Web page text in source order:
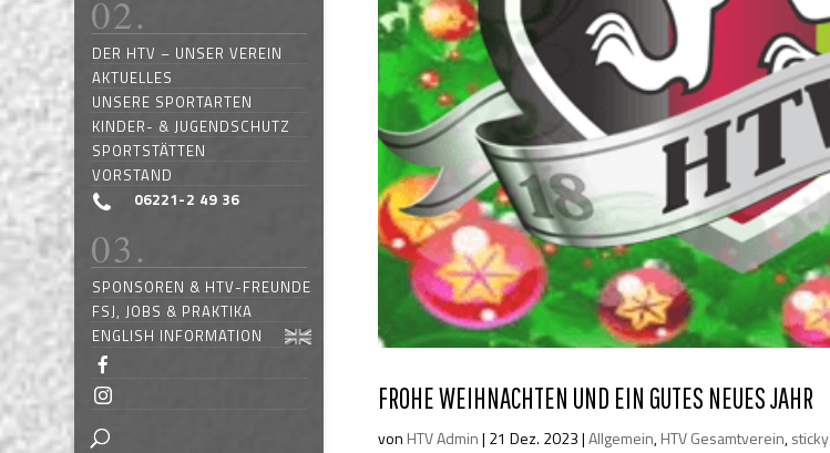
DER HTV – UNSER VEREIN
AKTUELLES
UNSERE SPORTARTEN
KINDER- & JUGENDSCHUTZ
SPORTSTÄTTEN
VORSTAND
06221-2 49 36
SPONSOREN & HTV-FREUNDE
FSJ, JOBS & PRAKTIKA
ENGLISH INFORMATION
FROHE WEIHNACHTEN UND EIN GUTES NEUES JAHR
von HTV Admin| 21 Dez. 2023|Allgemein,HTV Gesamtverein,sticky